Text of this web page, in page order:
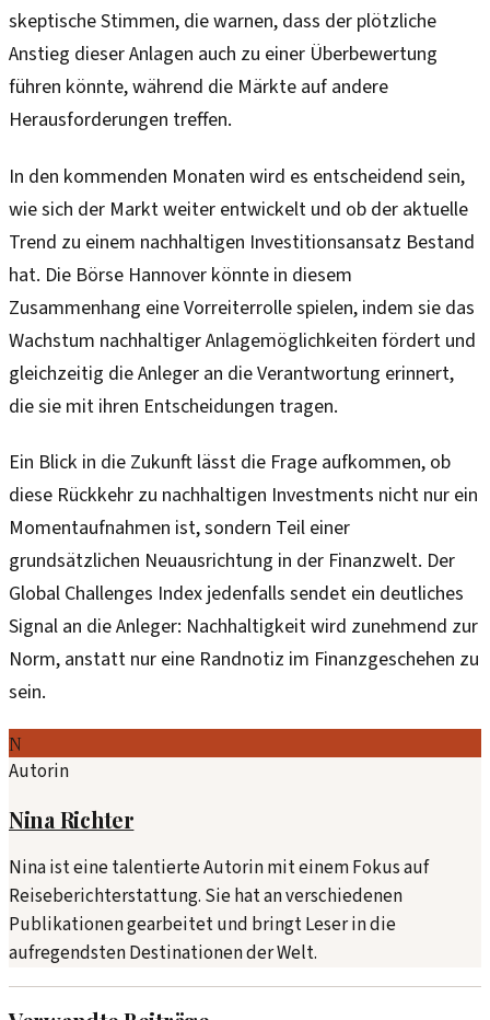
skeptische Stimmen, die warnen, dass der plötzliche
Anstieg dieser Anlagen auch zu einer Überbewertung
führen könnte, während die Märkte auf andere
Herausforderungen treffen.
In den kommenden Monaten wird es entscheidend sein,
wie sich der Markt weiter entwickelt und ob der aktuelle
Trend zu einem nachhaltigen Investitionsansatz Bestand
hat. Die Börse Hannover könnte in diesem
Zusammenhang eine Vorreiterrolle spielen, indem sie das
Wachstum nachhaltiger Anlagemöglichkeiten fördert und
gleichzeitig die Anleger an die Verantwortung erinnert,
die sie mit ihren Entscheidungen tragen.
Ein Blick in die Zukunft lässt die Frage aufkommen, ob
diese Rückkehr zu nachhaltigen Investments nicht nur ein
Momentaufnahmen ist, sondern Teil einer
grundsätzlichen Neuausrichtung in der Finanzwelt. Der
Global Challenges Index jedenfalls sendet ein deutliches
Signal an die Anleger: Nachhaltigkeit wird zunehmend zur
Norm, anstatt nur eine Randnotiz im Finanzgeschehen zu
sein.
N
Autorin
Nina Richter
Nina ist eine talentierte Autorin mit einem Fokus auf
Reiseberichterstattung. Sie hat an verschiedenen
Publikationen gearbeitet und bringt Leser in die
aufregendsten Destinationen der Welt.